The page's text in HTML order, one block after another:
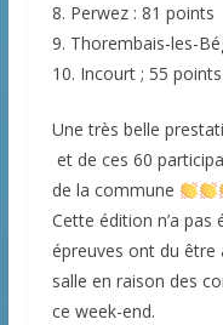
8. Perwez : 81 points
9. Thorembais-les-
10. Incourt ; 55 points
Une très belle
et de ces 60
de la commune
Cette édition n’a pas
épreuves ont du être
salle en raison des
ce week-end.